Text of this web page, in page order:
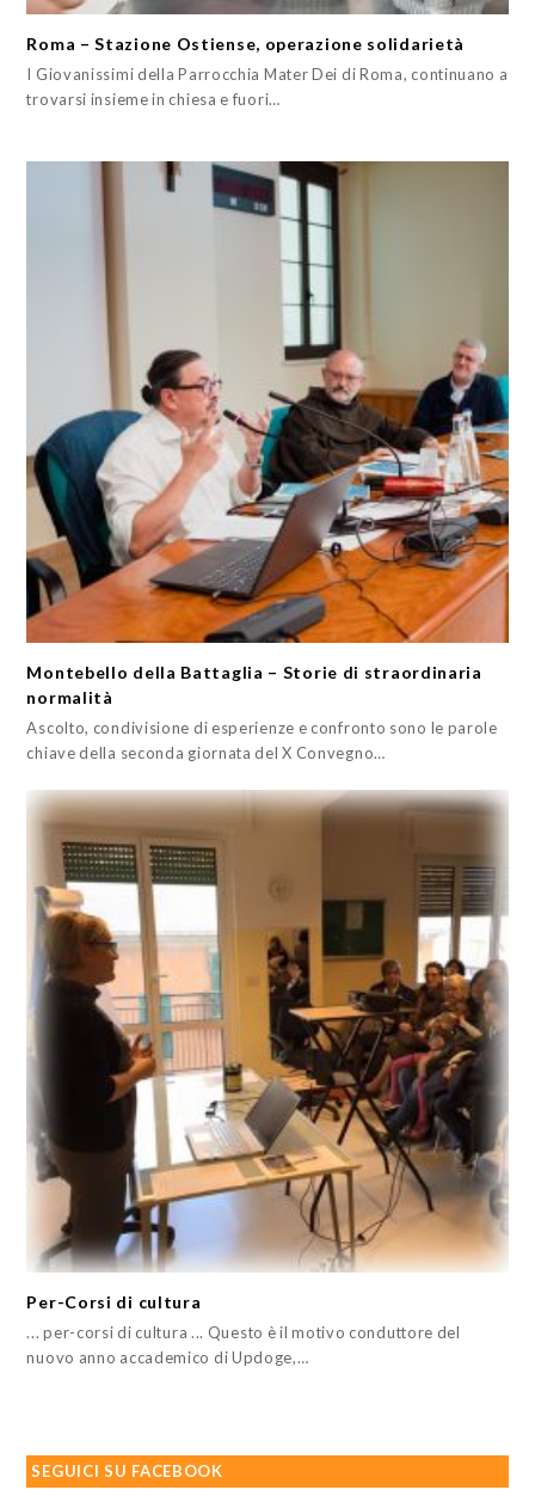
Roma – Stazione Ostiense, operazione solidarietà
I Giovanissimi della Parrocchia Mater Dei di Roma, continuano a
trovarsi insieme in chiesa e fuori…
Montebello della Battaglia – Storie di straordinaria
normalità
Ascolto, condivisione di esperienze e confronto sono le parole
chiave della seconda giornata del X Convegno…
Per-Corsi di cultura
... per-corsi di cultura ... Questo è il motivo conduttore del
nuovo anno accademico di Updoge,…
SEGUICI SU FACEBOOK